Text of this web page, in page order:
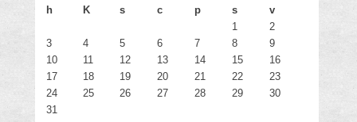
h
K s c p s
v
1
2
3
4 5 6 7 8
9
10
11 12 13 14 15
16
17
18 19 20 21 22
23
24
25 26 27 28 29
30
31